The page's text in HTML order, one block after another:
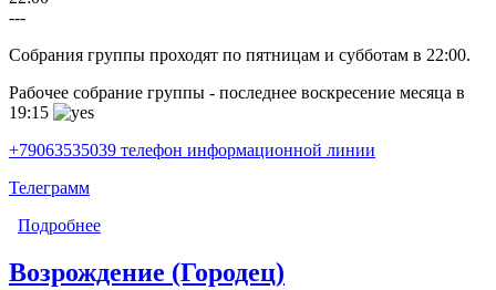
---
Собрания группы проходят по пятницам и субботам в 22:00.
Рабочее собрание группы - последнее воскресение месяца в
19:15
+79063535039 телефон информационной линии
Телеграмм
Подробнее
Возрождение (Городец)